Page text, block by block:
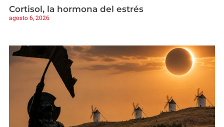
Cortisol, la hormona del estrés
agosto 6, 2026